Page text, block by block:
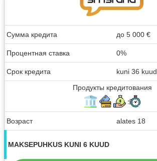
Сумма кредита до 5 000 €
Процентная ставка 0%
Срок кредита
kuni 36 kuud
Продукты кредитования
Возраст alates 18
MAKSEPUHKUS KUNI 6 KUUD